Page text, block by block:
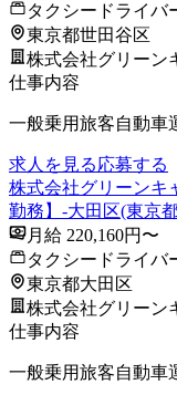
タクシードライバ
東京都世田谷区
株式会社グリーン
仕事内容
一般乗用旅客自動車
求人を見る応募する
株式会社グリーンキ
勤務】-大田区(東京
月給 220,160円〜
タクシードライバ
東京都大田区
株式会社グリーン
仕事内容
一般乗用旅客自動車